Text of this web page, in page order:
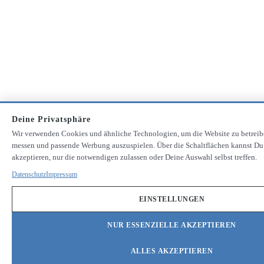
Deine Privatsphäre
Wir verwenden Cookies und ähnliche Technologien, um die Website zu
messen und passende Werbung auszuspielen. Über die Schaltflächen kannst
akzeptieren, nur die notwendigen zulassen oder Deine Auswahl selbst treffen.
DatenschutzImpressum
EINSTELLUNGEN
NUR ESSENZIELLE AKZEPTIEREN
ALLES AKZEPTIEREN